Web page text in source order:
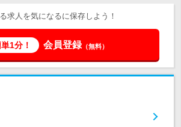
求人を気になるに保存しよう！
1分！ 会員登録（無料）